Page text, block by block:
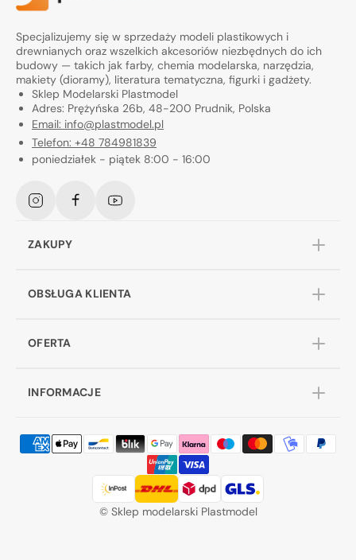
Specjalizujemy się w sprzedaży modeli plastikowych i
drewnianych oraz wszelkich akcesoriów niezbędnych do ich
budowy — takich jak farby, chemia modelarska, narzędzia,
makiety (dioramy), literatura tematyczna, figurki i gadżety.
Sklep Modelarski Plastmodel
Adres: Prężyńska 26b, 48-200 Prudnik, Polska
Email: info@plastmodel.pl
Telefon: +48 784981839
poniedziałek - piątek 8:00 - 16:00
InstagramFacebookYouTube
ZAKUPY
OBSŁUGA KLIENTA
OFERTA
INFORMACJE
© Sklep modelarski Plastmodel